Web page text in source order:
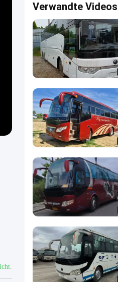
Verwandte Videos